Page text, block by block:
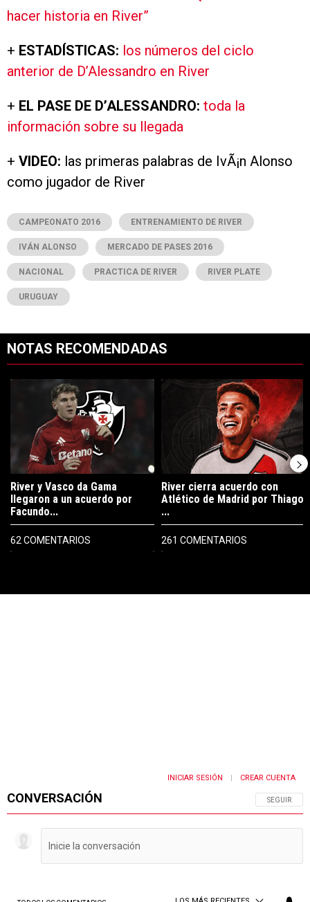
hacer historia en River”
+ ESTADÍSTICAS: los números del ciclo
anterior de D’Alessandro en River
+ EL PASE DE D’ALESSANDRO: toda la
información sobre su llegada
+ VIDEO: las primeras palabras de IvÃ¡n Alonso
como jugador de River
CAMPEONATO 2016 ENTRENAMIENTO DE RIVER
IVÁN ALONSO MERCADO DE PASES 2016
NACIONAL PRACTICA DE RIVER RIVER PLATE
URUGUAY
NOTAS RECOMENDADAS
Un artículo de tendencia con el título "River y Vasco da Gama
River y Vasco da Gama
llegaron a un acuerdo por
Facundo...
62 COMENTARIOS
Un artículo de tendencia con el
River cierra acuerdo con
Atlético de Madrid por Thiago
...
261 COMENTARIOS
CONVERSACIÓN SIGA ESTA
SEGUIR
INICIAR SESIÓN CREAR CUENTA